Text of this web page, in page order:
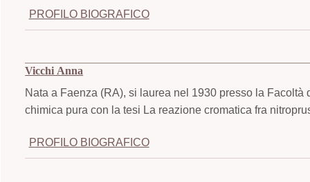
PROFILO BIOGRAFICO
Vicchi Anna
Nata a Faenza (RA), si laurea nel 1930 presso la
chimica pura con la tesi La reazione cromatica fra
PROFILO BIOGRAFICO